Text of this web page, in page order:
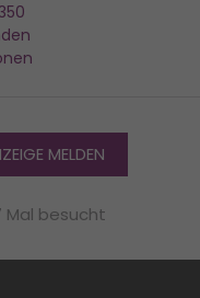
MELDEN
Mal besucht